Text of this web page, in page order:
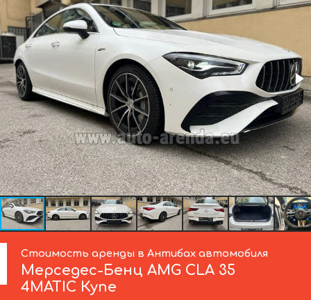
Стоимость аренды в Антибах автомобиля
Мерседес-Бенц AMG CLA 35
4MATIC Купе